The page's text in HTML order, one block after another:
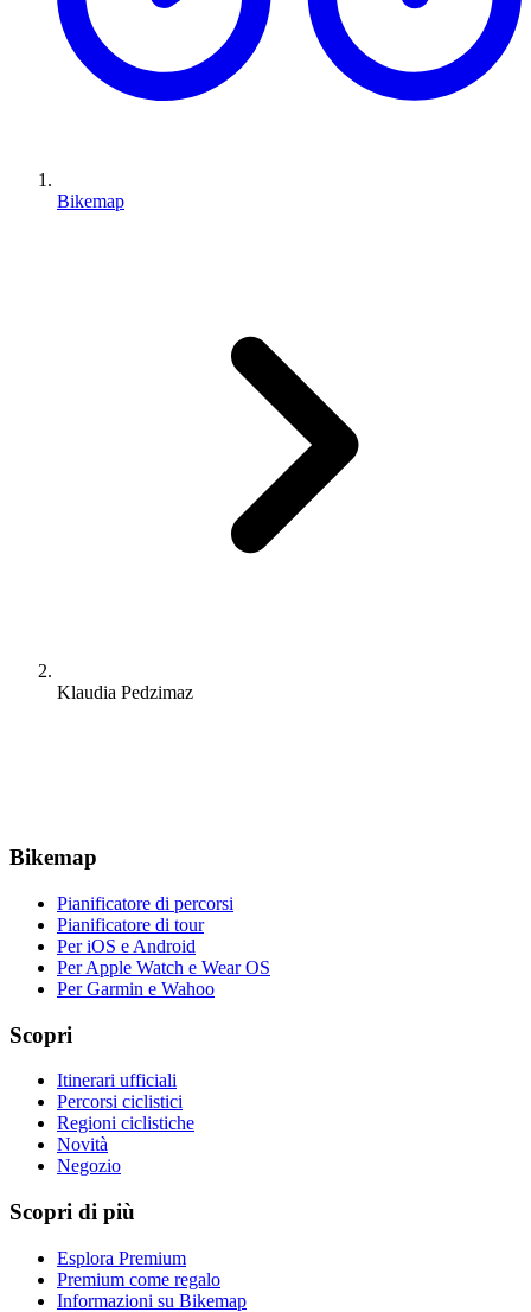
Bikemap
Klaudia Pedzimaz
Bikemap
Pianificatore di percorsi
Pianificatore di tour
Per iOS e Android
Per Apple Watch e Wear OS
Per Garmin e Wahoo
Scopri
Itinerari ufficiali
Percorsi ciclistici
Regioni ciclistiche
Novità
Negozio
Scopri di più
Esplora Premium
Premium come regalo
Informazioni su Bikemap